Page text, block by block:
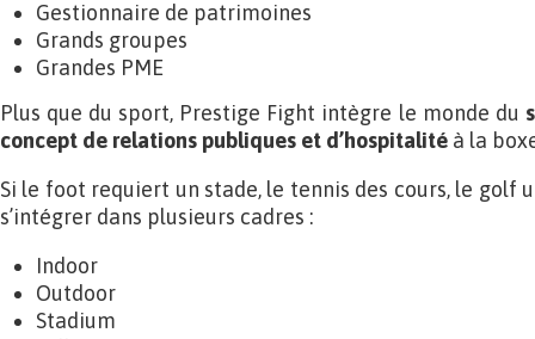
Gestionnaire de patrimoines
Grands groupes
Grandes PME
Plus que du sport, Prestige Fight intègre le monde du
concept de relations publiques et d’hospitalité à la
Si le foot requiert un stade, le tennis des cours, le golf
s’intégrer dans plusieurs cadres :
Indoor
Outdoor
Stadium